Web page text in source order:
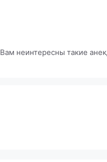
неинтересны такие